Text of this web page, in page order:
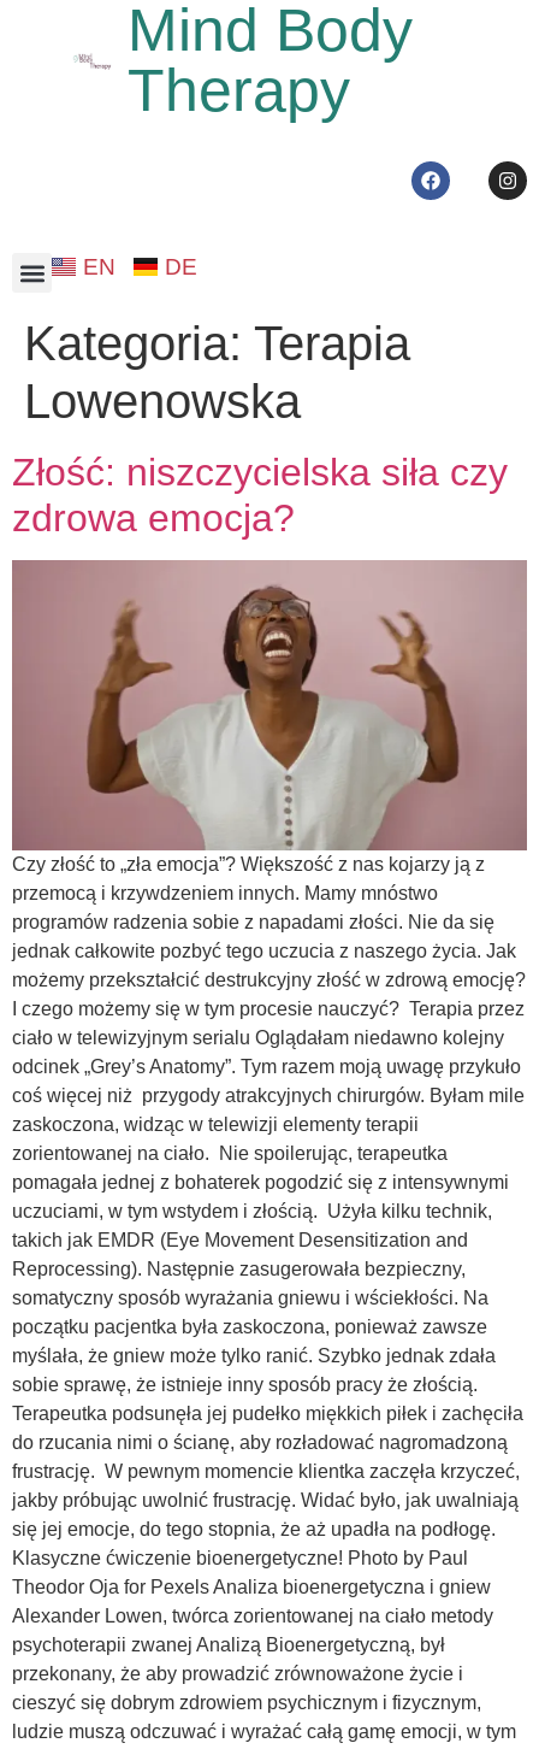
Mind Body
Therapy
EN DE
Kategoria: Terapia
Lowenowska
Złość: niszczycielska siła czy
zdrowa emocja?
Czy złość to „zła emocja”? Większość z nas kojarzy ją z
przemocą i krzywdzeniem innych. Mamy mnóstwo
programów radzenia sobie z napadami złości. Nie da się
jednak całkowite pozbyć tego uczucia z naszego życia. Jak
możemy przekształcić destrukcyjny złość w zdrową emocję?
I czego możemy się w tym procesie nauczyć? Terapia przez
ciało w telewizyjnym serialu Oglądałam niedawno kolejny
odcinek „Grey’s Anatomy”. Tym razem moją uwagę przykuło
coś więcej niż przygody atrakcyjnych chirurgów. Byłam mile
zaskoczona, widząc w telewizji elementy terapii
zorientowanej na ciało. Nie spoilerując, terapeutka
pomagała jednej z bohaterek pogodzić się z intensywnymi
uczuciami, w tym wstydem i złością. Użyła kilku technik,
takich jak EMDR (Eye Movement Desensitization and
Reprocessing). Następnie zasugerowała bezpieczny,
somatyczny sposób wyrażania gniewu i wściekłości. Na
początku pacjentka była zaskoczona, ponieważ zawsze
myślała, że gniew może tylko ranić. Szybko jednak zdała
sobie sprawę, że istnieje inny sposób pracy że złością.
Terapeutka podsunęła jej pudełko miękkich piłek i zachęciła
do rzucania nimi o ścianę, aby rozładować nagromadzoną
frustrację. W pewnym momencie klientka zaczęła krzyczeć,
jakby próbując uwolnić frustrację. Widać było, jak uwalniają
się jej emocje, do tego stopnia, że aż upadła na podłogę.
Klasyczne ćwiczenie bioenergetyczne! Photo by Paul
Theodor Oja for Pexels Analiza bioenergetyczna i gniew
Alexander Lowen, twórca zorientowanej na ciało metody
psychoterapii zwanej Analizą Bioenergetyczną, był
przekonany, że aby prowadzić zrównoważone życie i
cieszyć się dobrym zdrowiem psychicznym i fizycznym,
ludzie muszą odczuwać i wyrażać całą gamę emocji, w tym